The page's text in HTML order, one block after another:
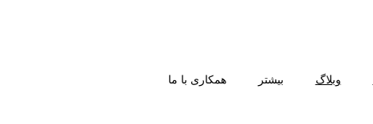
وبلاگ بیشتر همکاری با ما